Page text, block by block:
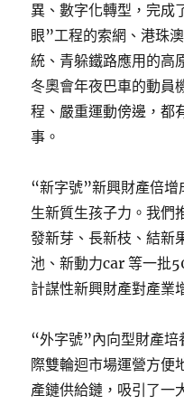
異、數字化轉型，完成
眼”工程的索網、港珠
統、青躲鐵路應用的高
冬奧會年夜巴車的動員
程、嚴重運動傍邊，都
事。
“新字號”新興財產倍增
生新質生孩子力。我們
發新芽、長新枝、結新
池、新動力car 等一批
計謀性新興財產對產業
“外字號”內向型財產培
際雙輪迴市場運營方便
產鏈供給鏈，吸引了一